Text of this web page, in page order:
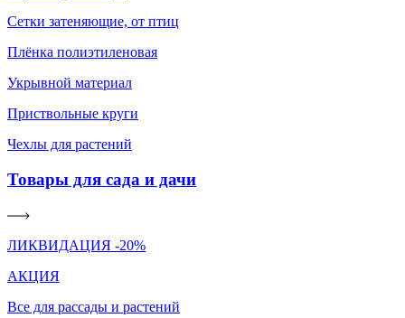
Сетки затеняющие, от птиц
Плёнка полиэтиленовая
Укрывной материал
Приствольные круги
Чехлы для растений
Товары для сада и дачи
ЛИКВИДАЦИЯ -20%
АКЦИЯ
Все для рассады и растений